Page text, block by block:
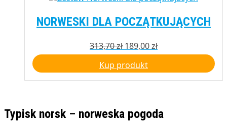
NORWESKI DLA POCZĄTKUJĄCYCH
313,70zł Pierwotna
cena
wynosiła:
313,70 zł.
189,00złAktualna
cena
189,00 zł.
Kup produkt
Typisk norsk – norweska pogoda